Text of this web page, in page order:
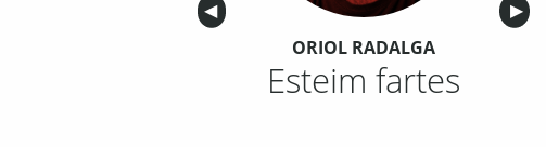
Anterior
◀︎ ▶︎
ORIOL RADALGA
Esteim fartes